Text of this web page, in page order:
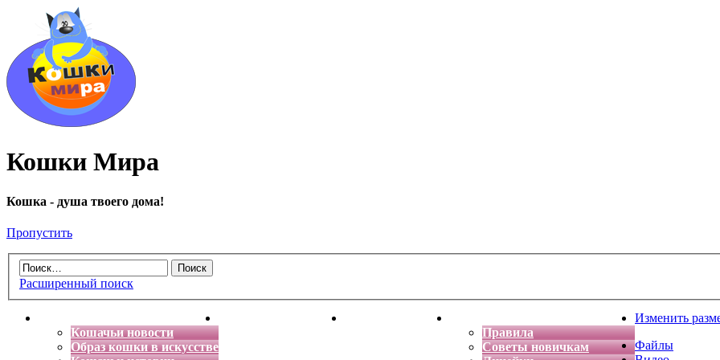
Кошки Мира
Кошка - душа твоего дома!
Пропустить
Расширенный поиск
Кошачьи новости
Образ кошки в искусстве
Энциклопедия кошек Детская фантазия
Правила
Советы новичкам
Изменить
Файлы